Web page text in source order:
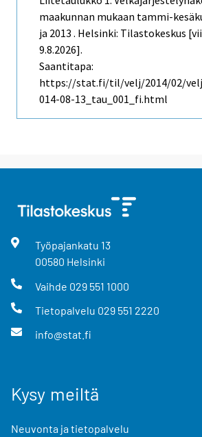
maakunnan mukaan tammi-
ja 2013 . Helsinki: Tilastokeskus
9.8.2026].
Saantitapa:
https://stat.fi/til/velj/2014/02/
014-08-13_tau_001_fi.html
Työpajankatu 13
00580 Helsinki
Vaihde 029 551 1000
Tietopalvelu 029 551 2220
info@stat.fi
Kysy meiltä
Neuvonta ja tietopalvelu